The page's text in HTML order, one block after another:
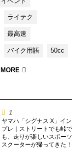
ライテク
最高速
バイク用語 50cc
ヤマハ「シグナス X」イン
プレ｜ストリートでも峠で
も、走りが楽しいスポーツ
スクーターが帰ってきた！